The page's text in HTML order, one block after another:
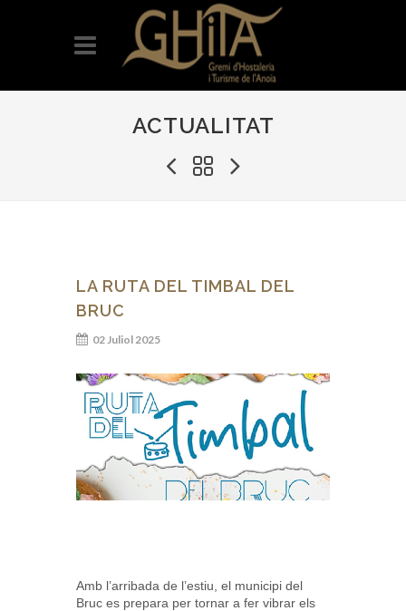
ACTUALITAT
LA RUTA DEL TIMBAL DEL
BRUC
02 Juliol 2025
Amb l’arribada de l’estiu, el municipi del
Bruc es prepara per tornar a fer vibrar els